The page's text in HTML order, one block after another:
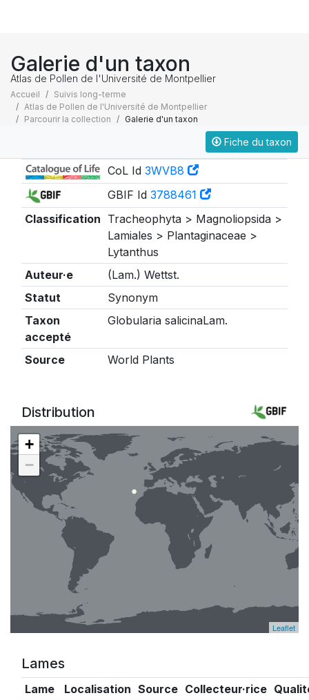
Galerie d'un taxon
Atlas de Pollen de l'Université de Montpellier
Accueil
Suivis long-terme
Atlas de Pollen de l'Université de Montpellier
Parcourir la collection
Galerie d'un taxon
Fiche du taxon
CoL Id 3WVB8
GBIF Id 3788461
Classification Tracheophyta > Magnoliopsida >
Lamiales > Plantaginaceae >
Lytanthus
Auteur·e
(Lam.) Wettst.
Statut
Synonym
Taxon
accepté
Globularia salicinaLam.
Source World Plants
Distribution
+
−
Leaflet
Lames
Lame Localisation Source Collecteur·rice